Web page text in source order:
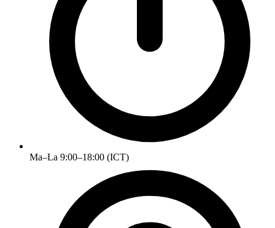
Ma–La 9:00–18:00 (ICT)